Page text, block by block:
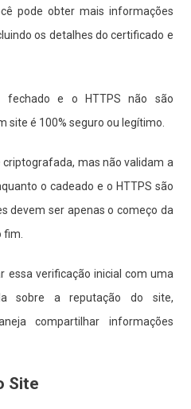
pode obter mais informações
os detalhes do certificado e
fechado e o HTTPS não são
site é 100% seguro ou legítimo.
criptografada, mas não validam a
o cadeado e o HTTPS são
devem ser apenas o começo da
fim.
essa verificação inicial com uma
sobre a reputação do site,
compartilhar informações
Site